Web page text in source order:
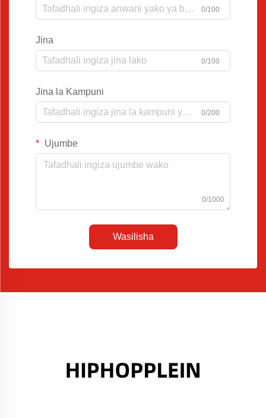
0/100
Jina
0/100
Jina la Kampuni
0/200
Ujumbe
0/1000
Wasilisha